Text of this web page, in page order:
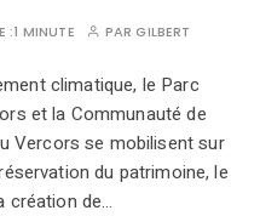
:1 MINUTE PARGILBERT
climatique, le Parc
et la Communauté de
Vercors se mobilisent sur
du patrimoine, le
création de…